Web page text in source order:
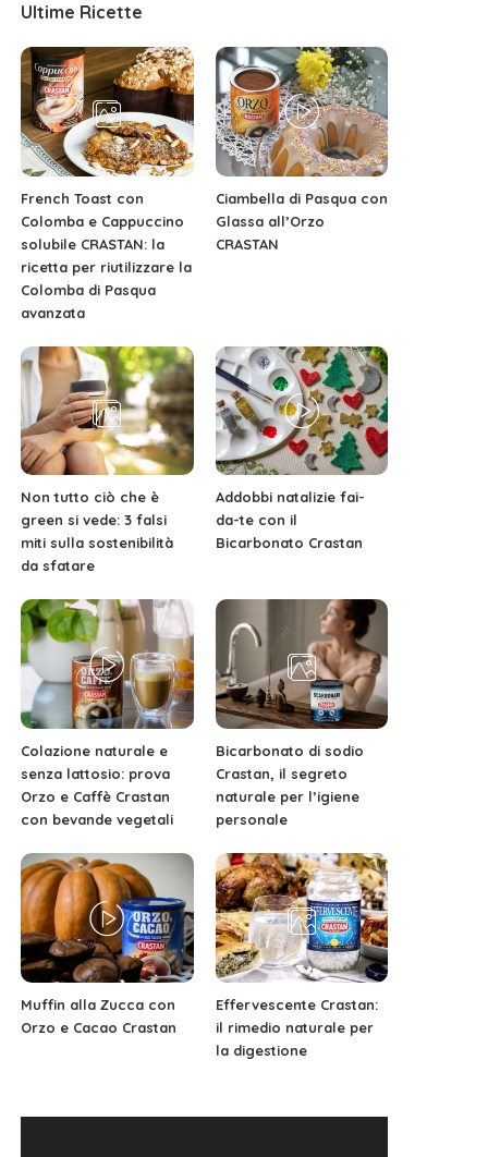
Ultime Ricette
French Toast con
Colomba e Cappuccino
solubile CRASTAN: la
ricetta per riutilizzare la
Colomba di Pasqua
avanzata
Ciambella di Pasqua con
Glassa all’Orzo
CRASTAN
Non tutto ciò che è
green si vede: 3 falsi
miti sulla sostenibilità
da sfatare
Addobbi natalizie fai-
da-te con il
Bicarbonato Crastan
Colazione naturale e
senza lattosio: prova
Orzo e Caffè Crastan
con bevande vegetali
Bicarbonato di sodio
Crastan, il segreto
naturale per l’igiene
personale
Muffin alla Zucca con
Orzo e Cacao Crastan
Effervescente Crastan:
il rimedio naturale per
la digestione